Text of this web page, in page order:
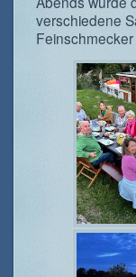
verschiedene